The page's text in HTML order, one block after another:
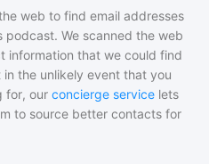
web to find email addresses
podcast. We scanned the web
information that we could find
the unlikely event that you
for, our concierge service lets
to source better contacts for